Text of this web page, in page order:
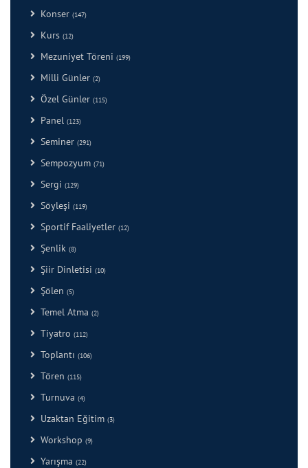
Konser (147)
Kurs (12)
Mezuniyet Töreni (199)
Milli Günler (2)
Özel Günler (115)
Panel (123)
Seminer (291)
Sempozyum (71)
Sergi (129)
Söyleşi (119)
Sportif Faaliyetler (12)
Şenlik (8)
Şiir Dinletisi (10)
Şölen (5)
Temel Atma (2)
Tiyatro (112)
Toplantı (106)
Tören (115)
Turnuva (4)
Uzaktan Eğitim (3)
Workshop (9)
Yarışma (22)